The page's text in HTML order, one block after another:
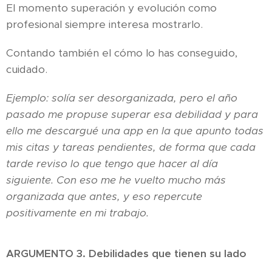
El momento superación y evolución como
profesional siempre interesa mostrarlo.
Contando también el cómo lo has conseguido,
cuidado.
Ejemplo: solía ser desorganizada, pero el año
pasado me propuse superar esa debilidad y para
ello me descargué una app en la que apunto todas
mis citas y tareas pendientes, de forma que cada
tarde reviso lo que tengo que hacer al día
siguiente. Con eso me he vuelto mucho más
organizada que antes, y eso repercute
positivamente en mi trabajo.
ARGUMENTO 3. Debilidades que tienen su lado